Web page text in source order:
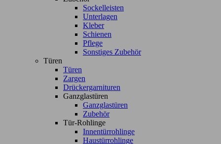
Sockelleisten
Unterlagen
Kleber
Schienen
Pflege
Sonstiges Zubehör
Türen
Türen
Zargen
Drückergarnituren
Ganzglastüren
Ganzglastüren
Zubehör
Tür-Rohlinge
Innentürrohlinge
Haustürrohlinge